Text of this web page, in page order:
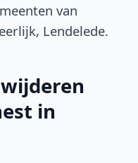
van
Lendelede.
in